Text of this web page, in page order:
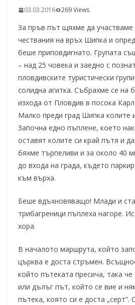
03.03.2016 269 Views
За пръв път щяхме да участваме
чествания на връх Шипка и
беше приповдигнато. Групата
– над 25 човека и заедно с
пловдивските туристически
солидна агитка. Събрахме се на
изхода от Пловдив в посока
Малко преди град Шипка колите
Започна едно пъплене, което
оставят колите си край пътя и
бяхме търпеливи и за около 40
до входа на града, където
към върха.
Беше вдъхновяващо! Млади и
трибагреници пъплеха нагоре.
хора.
В началото маршрута, който
църква е доста стръмен.
който пътеката пресича, така
или дълъг път, който се вие и
пътека, която си е доста „серт“.